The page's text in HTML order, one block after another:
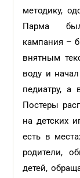
методику,
Парма
кампания –
внятным
воду и
педиатру, а
Постеры
на детских
есть в
родители,
детей,